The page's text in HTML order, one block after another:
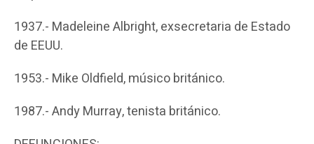
1937.- Madeleine Albright, exsecretaria de Estado
de EEUU.
1953.- Mike Oldfield, músico británico.
1987.- Andy Murray, tenista británico.